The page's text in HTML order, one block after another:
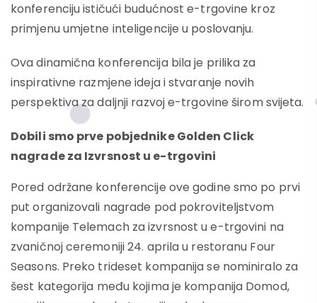
konferenciju ističući budućnost e-trgovine kroz
primjenu umjetne inteligencije u poslovanju.
Ova dinamična konferencija bila je prilika za
inspirativne razmjene ideja i stvaranje novih
perspektiva za daljnji razvoj e-trgovine širom svijeta.
Dobili smo prve pobjednike Golden Click
nagrade za Izvrsnost u e-trgovini
Pored održane konferencije ove godine smo po prvi
put organizovali nagrade pod pokroviteljstvom
kompanije Telemach za izvrsnost u e-trgovini na
zvaničnoj ceremoniji 24. aprila u restoranu Four
Seasons. Preko trideset kompanija se nominiralo za
šest kategorija među kojima je kompanija Domod,